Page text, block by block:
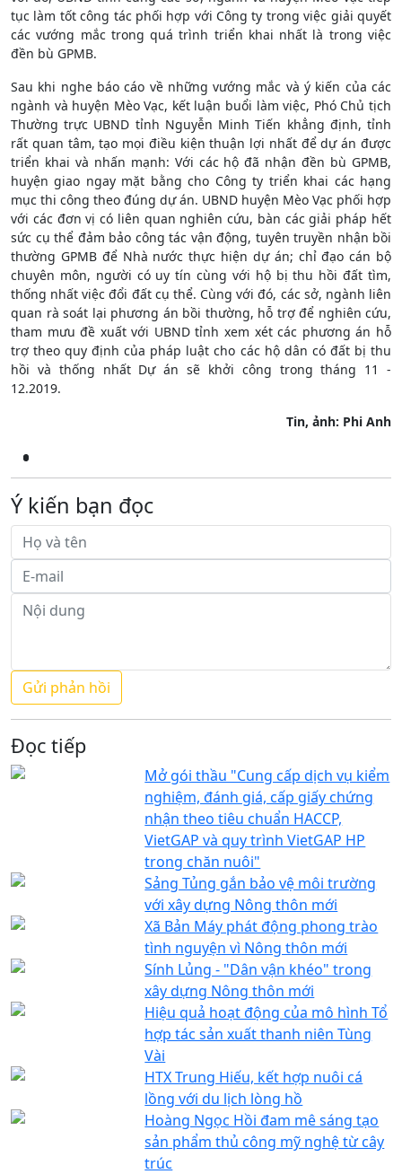
tục làm tốt công tác phối hợp với Công ty trong việc giải quyết
các vướng mắc trong quá trình triển khai nhất là trong việc
đền bù GPMB.
Sau khi nghe báo cáo về những vướng mắc và ý kiến của các
ngành và huyện Mèo Vạc, kết luận buổi làm việc, Phó Chủ tịch
Thường trực UBND tỉnh Nguyễn Minh Tiến khẳng định, tỉnh
rất quan tâm, tạo mọi điều kiện thuận lợi nhất để dự án được
triển khai và nhấn mạnh: Với các hộ đã nhận đền bù GPMB,
huyện giao ngay mặt bằng cho Công ty triển khai các hạng
mục thi công theo đúng dự án. UBND huyện Mèo Vạc phối hợp
với các đơn vị có liên quan nghiên cứu, bàn các giải pháp hết
sức cụ thể đảm bảo công tác vận động, tuyên truyền nhận bồi
thường GPMB để Nhà nước thực hiện dự án; chỉ đạo cán bộ
chuyên môn, người có uy tín cùng với hộ bị thu hồi đất tìm,
thống nhất việc đổi đất cụ thể. Cùng với đó, các sở, ngành liên
quan rà soát lại phương án bồi thường, hỗ trợ để nghiên cứu,
tham mưu đề xuất với UBND tỉnh xem xét các phương án hỗ
trợ theo quy định của pháp luật cho các hộ dân có đất bị thu
hồi và thống nhất Dự án sẽ khởi công trong tháng 11 -
12.2019.
Tin, ảnh: Phi Anh
Ý kiến bạn đọc
Đọc tiếp
Mở gói thầu "Cung cấp dịch vụ kiểm
nghiệm, đánh giá, cấp giấy chứng
nhận theo tiêu chuẩn HACCP,
VietGAP và quy trình VietGAP HP
trong chăn nuôi"
Sảng Tủng gắn bảo vệ môi trường
với xây dựng Nông thôn mới
Xã Bản Máy phát động phong trào
tình nguyện vì Nông thôn mới
Sính Lủng - "Dân vận khéo" trong
xây dựng Nông thôn mới
Hiệu quả hoạt động của mô hình Tổ
hợp tác sản xuất thanh niên Tùng
Vài
HTX Trung Hiếu, kết hợp nuôi cá
lồng với du lịch lòng hồ
Hoàng Ngọc Hồi đam mê sáng tạo
sản phẩm thủ công mỹ nghệ từ cây
trúc